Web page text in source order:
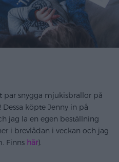
par snygga mjukisbrallor på
köpte Jenny in på
jag la en egen beställning
i brevlådan i veckan och jag
Finns här).